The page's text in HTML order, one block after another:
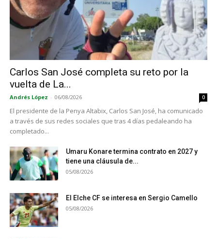
Carlos San José completa su reto por la
vuelta de La...
Andrés López - 06/08/2026 0
El presidente de la Penya Altabix, Carlos San José, ha comunicado
a través de sus redes sociales que tras 4 días pedaleando ha
completado...
Umaru Konare termina contrato en 2027 y
tiene una cláusula de...
05/08/2026
El Elche CF se interesa en Sergio Camello
05/08/2026